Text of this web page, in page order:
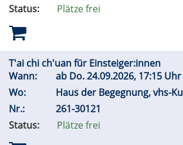
Status:
Plätze frei
T'ai chi ch'uan für Einsteiger:innen
Wann:
ab Do.24.09.2026, 17:15 Uhr
Wo:
Haus der Begegnung, vhs-
Nr.:
261-30121
Status:
Plätze frei